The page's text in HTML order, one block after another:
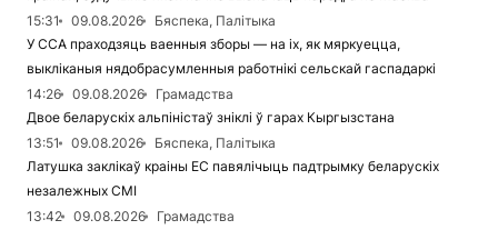
15:31
09.08.2026
Бяспека, Палітыка
У ССА праходзяць ваенныя зборы — на іх, як мяркуецца,
выкліканыя нядобрасумленныя работнікі сельскай гаспадаркі
14:26
09.08.2026
Грамадства
Двое беларускіх альпіністаў зніклі ў гарах Кыргызстана
13:51
09.08.2026
Бяспека, Палітыка
Латушка заклікаў краіны ЕС павялічыць падтрымку беларускіх
незалежных СМІ
13:42
09.08.2026
Грамадства